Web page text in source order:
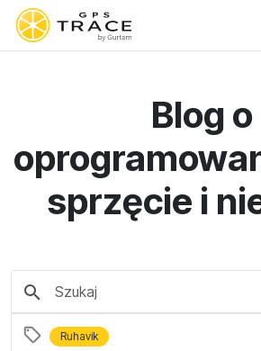
Blog o
sprzęcie i
Ruhavik